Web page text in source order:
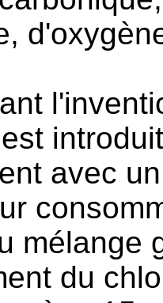
avec
mélange
du